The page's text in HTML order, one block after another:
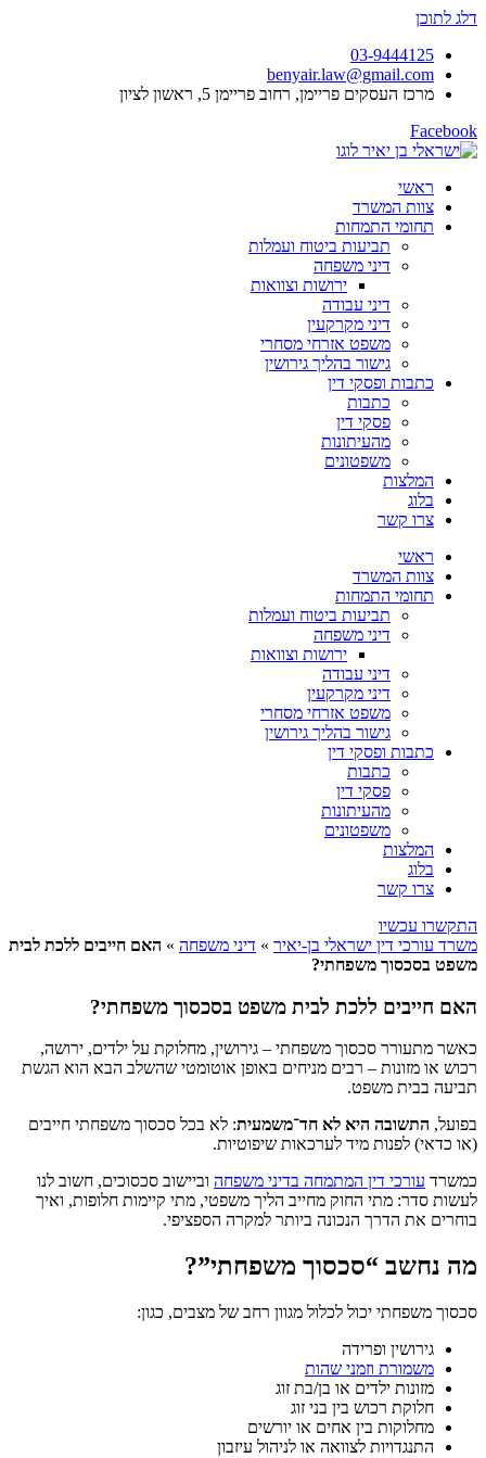
דלג לתוכן
03-9444125
benyair.law@gmail.com
מרכז העסקים פריימן, רחוב פריימן 5, ראשון לציון
Facebook
ראשי
צוות המשרד
תחומי התמחות
תביעות ביטוח ועמלות
דיני משפחה
ירושות וצוואות
דיני עבודה
דיני מקרקעין
משפט אזרחי מסחרי
גישור בהליך גירושין
כתבות ופסקי דין
כתבות
פסקי דין
מהעיתונות
משפטונים
המלצות
בלוג
צרו קשר
ראשי
צוות המשרד
תחומי התמחות
תביעות ביטוח ועמלות
דיני משפחה
ירושות וצוואות
דיני עבודה
דיני מקרקעין
משפט אזרחי מסחרי
גישור בהליך גירושין
כתבות ופסקי דין
כתבות
פסקי דין
מהעיתונות
משפטונים
המלצות
בלוג
צרו קשר
התקשרו עכשיו
משרד עורכי דין ישראלי בן-יאיר » דיני משפחה » האם חייבים ללכת לבית
משפט בסכסוך משפחתי?
האם חייבים ללכת לבית משפט בסכסוך משפחתי?
כאשר מתעורר סכסוך משפחתי – גירושין, מחלוקת על ילדים, ירושה,
רכוש או מזונות – רבים מניחים באופן אוטומטי שהשלב הבא הוא הגשת
תביעה בבית משפט.
בפועל, התשובה היא לא חד־משמעית: לא בכל סכסוך משפחתי חייבים
(או כדאי) לפנות מיד לערכאות שיפוטיות.
כמשרד עורכי דין המתמחה בדיני משפחה וביישוב סכסוכים, חשוב לנו
לעשות סדר: מתי החוק מחייב הליך משפטי, מתי קיימות חלופות, ואיך
בוחרים את הדרך הנכונה ביותר למקרה הספציפי.
מה נחשב “סכסוך משפחתי”?
סכסוך משפחתי יכול לכלול מגוון רחב של מצבים, כגון:
גירושין ופרידה
משמורת וזמני שהות
מזונות ילדים או בן/בת זוג
חלוקת רכוש בין בני זוג
מחלוקות בין אחים או יורשים
התנגדויות לצוואה או לניהול עיזבון